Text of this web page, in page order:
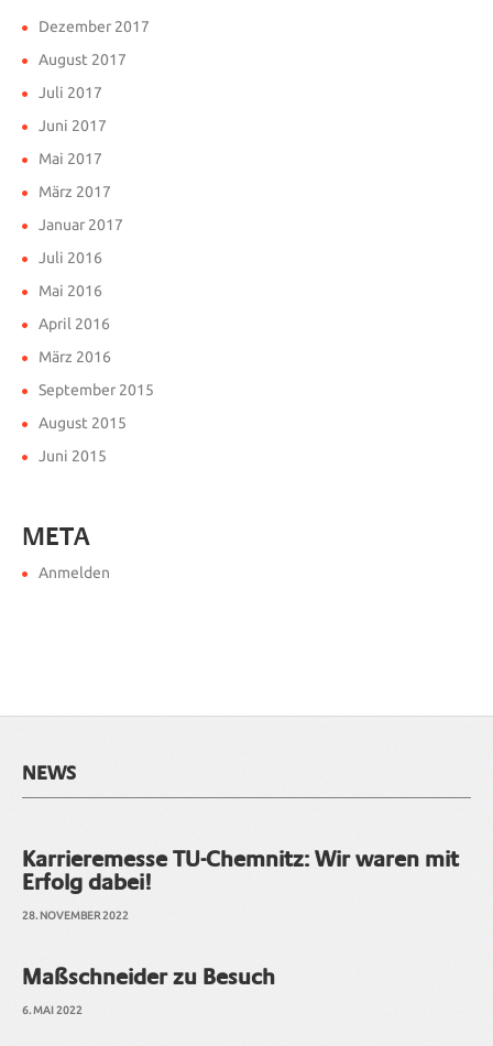
Dezember 2017
August 2017
Juli 2017
Juni 2017
Mai 2017
März 2017
Januar 2017
Juli 2016
Mai 2016
April 2016
März 2016
September 2015
August 2015
Juni 2015
META
Anmelden
NEWS
Karrieremesse TU-Chemnitz: Wir waren mit
Erfolg dabei!
28. NOVEMBER 2022
Maßschneider zu Besuch
6. MAI 2022